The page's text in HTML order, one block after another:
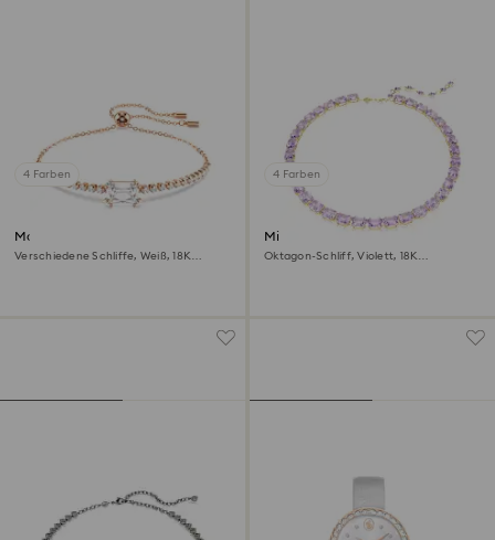
4 Farben
Matrix Armband
Verschiedene Schliffe, Weiß, 18K
4 Farben
Millenia Halskette
Oktagon-Schliff, Violett, 18K